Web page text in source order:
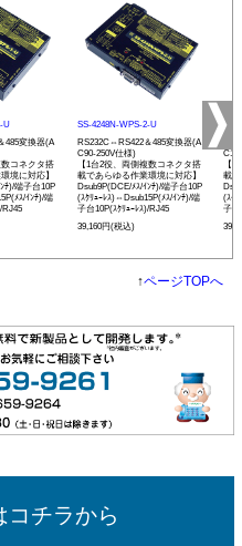
U
485変換器(A
数コネクタ搭
境に対応】
ﾁ)/端子台10P
ﾒｽ/ｲﾝﾁ)/端
RJ45
SS-4248N-WPS-2-U
RS232C⇔RS422＆485変換器(A
C90-250V仕様)
【1台2役、両側複数コネクタ搭
載であらゆる作業環境に対応】
Dsub9P(DCE/ﾒｽ/ｲﾝﾁ)/端子台10P
(ｽｸﾘｭｰﾚｽ)⇔Dsub15P(ﾒｽ/ｲﾝﾁ)/端
子台10P(ｽｸﾘｭｰﾚｽ)/RJ45
39,160円(税込)
SS-
【
載
(ｽｸ
子台
↑ページTOPへ
コチラから